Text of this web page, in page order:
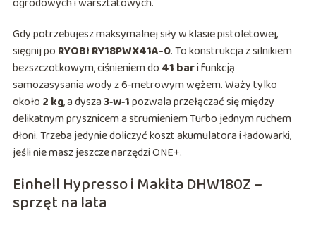
Gdy potrzebujesz maksymalnej siły w klasie pistoletowej,
sięgnij po RYOBI RY18PWX41A-0. To konstrukcja z silnikiem
bezszczotkowym, ciśnieniem do 41 bari funkcją
samozasysania wody z 6‑metrowym wężem. Waży tylko
około 2 kg, a dysza3‑w‑1pozwala przełączać się między
delikatnym prysznicem a strumieniem Turbo jednym ruchem
dłoni. Trzeba jedynie doliczyć koszt akumulatora i ładowarki,
jeśli nie masz jeszcze narzędzi ONE+.
Einhell Hypresso i Makita DHW180Z –
sprzęt na lata